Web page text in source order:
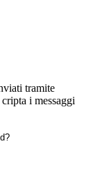
tramite
i messaggi